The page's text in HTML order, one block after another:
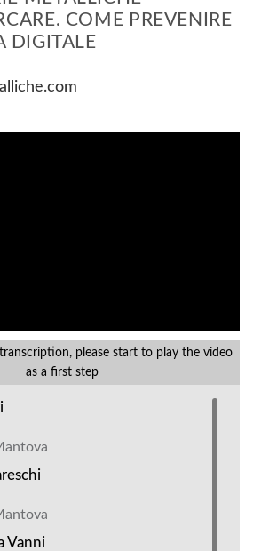
COME PREVENIRE
DIGITALE
please start to play the video
as a first step
Vanni